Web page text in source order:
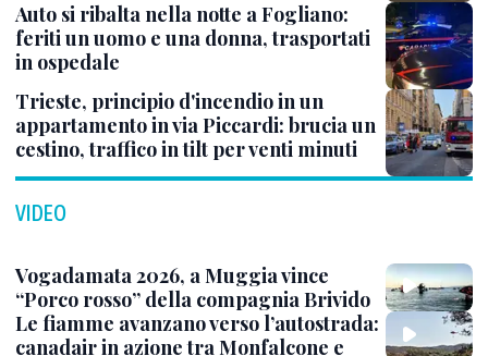
Auto si ribalta nella notte a Fogliano:
feriti un uomo e una donna, trasportati
in ospedale
Trieste, principio d'incendio in un
appartamento in via Piccardi: brucia un
cestino, traffico in tilt per venti minuti
VIDEO
Vogadamata 2026, a Muggia vince
“Porco rosso” della compagnia Brivido
Le fiamme avanzano verso l’autostrada:
canadair in azione tra Monfalcone e